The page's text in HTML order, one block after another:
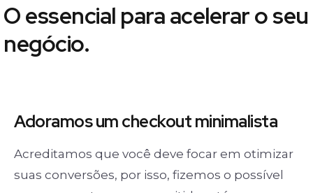
O essencial para acelerar o seu
negócio.
Adoramos umcheckout minimalista
Acreditamos que você deve focar em otimizar
suas conversões, por isso, fizemos o possível